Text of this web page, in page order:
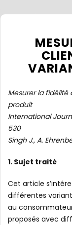
Mesurer la fidélité
produit
International
530
Singh J., A.
1. Sujet traité
Cet article
différentes
au
proposés avec